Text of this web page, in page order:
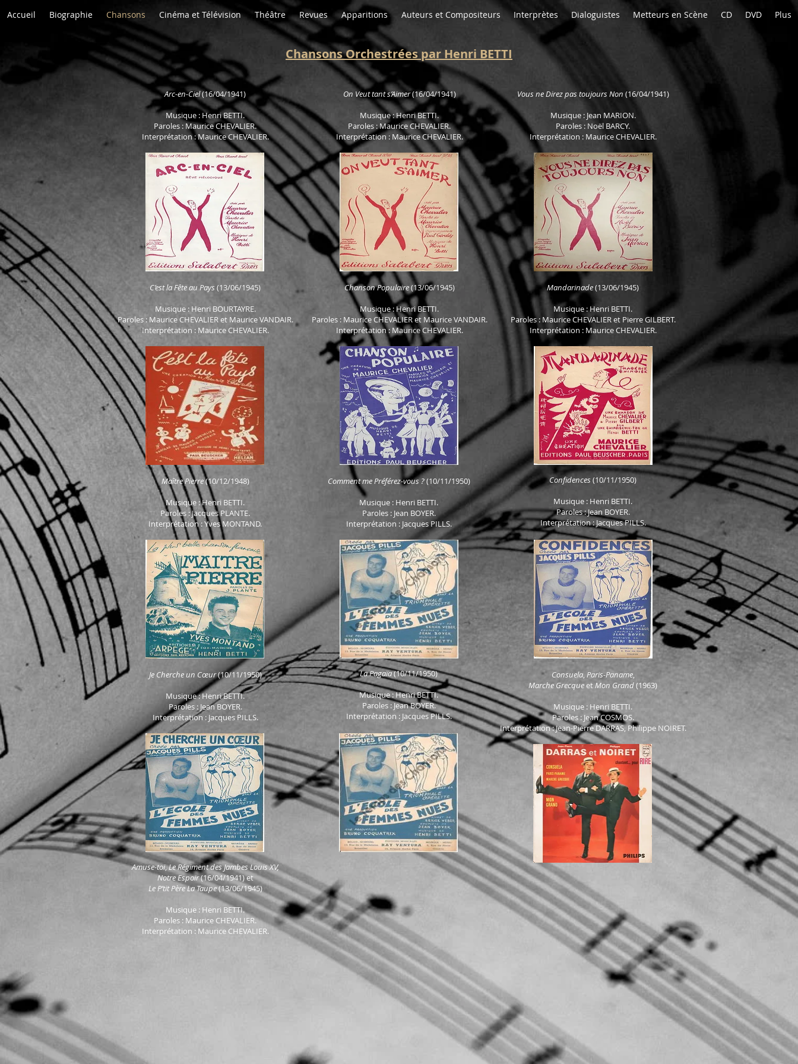
Accueil Biographie Chansons Cinéma et Télévision Théâtre Revues Apparitions Auteurs et Compositeurs Interprètes Dialoguistes Metteurs en Scène CD DVD Plus
Chansons Orchestrées par Henri BETTI
Arc-en-Ciel(16/04/1941)
Musique : HenriBETTI.
Paroles : Maurice CHEVALIER.
Interprétation : Maurice CHEVALIER.
On Veut tant s’Aimer(16/04/1941)
Musique : HenriBETTI.
Paroles : Maurice CHEVALIER.
Interprétation : Maurice CHEVALIER.
Vous ne Direz pas toujours Non (16/04/1941)
Musique : Jean MARION.
Paroles : Noël BARCY.
Interprétation : Maurice CHEVALIER.
C’est la Fête au Pays (13/06/1945)
Musique : Henri BOURTAYRE.
Paroles : Maurice CHEVALIER et Maurice VANDAIR.
Interprétation : Maurice CHEVALIER.
Chanson Populaire(13/06/1945)
Musique : HenriBETTI.
Paroles : Maurice CHEVALIER et Maurice VANDAIR.
Interprétation : Maurice CHEVALIER.
Mandarinade(13/06/1945)
Musique : Henri BETTI.
Paroles : Maurice CHEVALIER et Pierre GILBERT.
Interprétation : Maurice CHEVALIER.
Maître Pierre(10/12/1948)
Musique : Henri BETTI.
Paroles : Jacques PLANTE.
Interprétation : Yves MONTAND.
Comment me Préférez-vous ?(10/11/1950)
Musique : Henri BETTI.
Paroles : Jean BOYER.
Interprétation : Jacques PILLS.
Je Cherche un Cœur(10/11/1950)
Musique : HenriBETTI.
Paroles : Jean BOYER.
Interprétation : Jacques PILLS.
La Pagaïa(10/11/1950)
Musique : HenriBETTI.
Paroles : Jean BOYER.
Interprétation : Jacques PILLS.
Amuse-toi,Le Régiment des Jambes Louis XV,
Notre Espoir(16/04/1941) et
Le P’tit Père La Taupe(13/06/1945)
Musique : Henri BETTI.
Paroles : Maurice CHEVALIER.
Interprétation : Maurice CHEVALIER.
Confidences(10/11/1950)
Musique : Henri BETTI.
Paroles : Jean BOYER.
Interprétation : Jacques PILLS.
Consuela,Paris-Paname,
Marche GrecqueetMon Grand(1963)
Musique : Henri BETTI.
Paroles : Jean COSMOS.
Interprétation : Jean-Pierre DARRAS,Philippe NOIRET.